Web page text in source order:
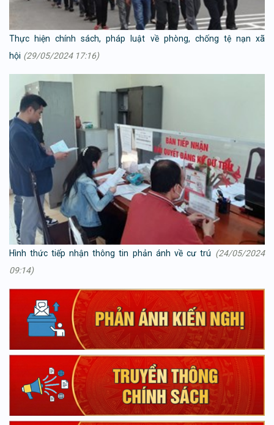
Thực hiện chính sách, pháp luật về phòng, chống tệ nạn xã
hội (29/05/2024 17:16)
Hình thức tiếp nhận thông tin phản ánh về cư trú (24/05/2024
09:14)